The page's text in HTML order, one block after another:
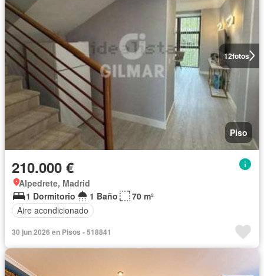
12fotos
Piso
210.000 €
Alpedrete, Madrid
1 Dormitorio
1 Baño
70 m²
Aire acondicionado
30 jun 2026 en Pisos - 518841